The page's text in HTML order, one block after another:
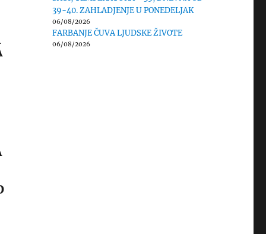
39-40. ZAHLADJENJE U PONEDELJAK
06/08/2026
FARBANJE ČUVA LJUDSKE ŽIVOTE
06/08/2026